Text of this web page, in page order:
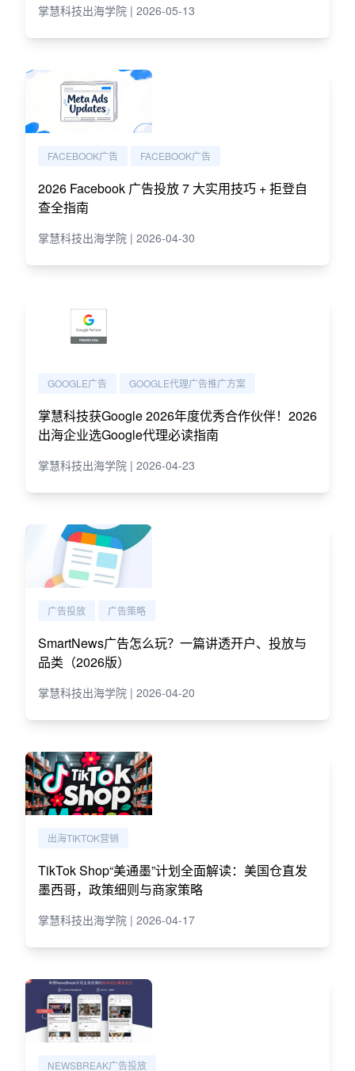
掌慧科技出海学院 | 2026-05-13
FACEBOOK广告 FACEBOOK广告
2026 Facebook 广告投放 7 大实用技巧 + 拒登自
查全指南
掌慧科技出海学院 | 2026-04-30
GOOGLE广告 GOOGLE代理广告推广方案
掌慧科技获Google 2026年度优秀合作伙伴！2026
出海企业选Google代理必读指南
掌慧科技出海学院 | 2026-04-23
广告投放 广告策略
SmartNews广告怎么玩？一篇讲透开户、投放与
品类（2026版）
掌慧科技出海学院 | 2026-04-20
出海TIKTOK营销
TikTok Shop“美通墨”计划全面解读：美国仓直发
墨西哥，政策细则与商家策略
掌慧科技出海学院 | 2026-04-17
NEWSBREAK广告投放